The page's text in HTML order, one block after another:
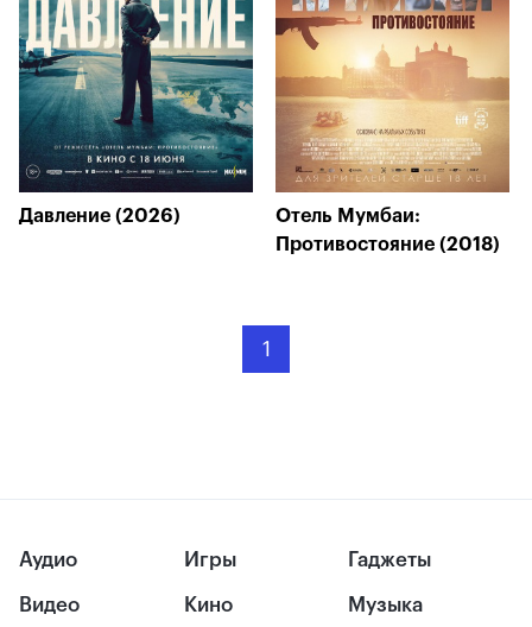
Давление (2026)
Отель Мумбаи:
Противостояние (2018)
1
Аудио
Видео
Игры
Кино
Гаджеты
Музыка